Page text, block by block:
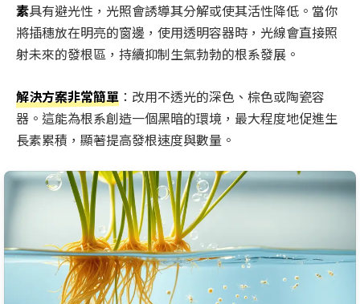
素具有避光性，光照會誘導其分解或使其活性降低。當你
將插穗放在明亮的窗邊，使用透明容器時，光線會直接照
射未來的發根區，持續抑制生氣勃勃的根系發展。
解決方案非常簡單 ：改用不透光的深色、棕色或陶瓷容
器。這能為根系創造一個黑暗的環境，最大程度地促進生
長素累積，顯著提高發根速度與數量。